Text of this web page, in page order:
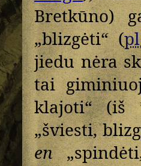
Bretkūno)
„blizgėti“ (
jiedu nėra
tai
klajoti“ (iš
„šviesti,
en